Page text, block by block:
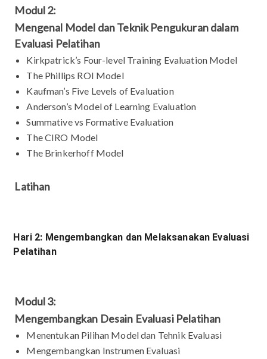
Modul 2:
Mengenal Model dan Teknik Pengukuran dalam
Evaluasi Pelatihan
Kirkpatrick’s Four-level Training Evaluation Model
The Phillips ROI Model
Kaufman’s Five Levels of Evaluation
Anderson’s Model of Learning Evaluation
Summative vs Formative Evaluation
The CIRO Model
The Brinkerhoff Model
Latihan
Hari 2: Mengembangkan dan Melaksanakan Evaluasi
Pelatihan
Modul 3:
Mengembangkan Desain Evaluasi Pelatihan
Menentukan Pilihan Model dan Tehnik Evaluasi
Mengembangkan Instrumen Evaluasi